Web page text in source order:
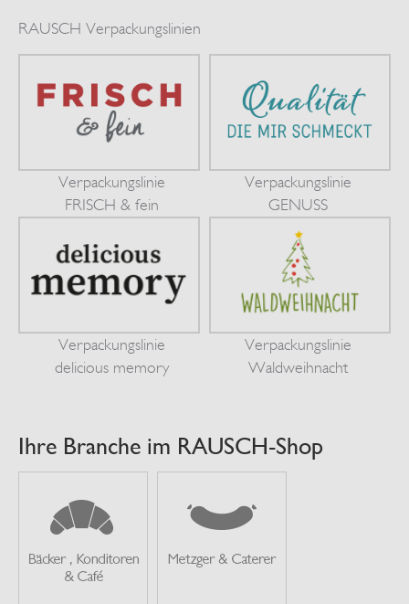
RAUSCH Verpackungslinien
Verpackungslinie
FRISCH & fein
Verpackungslinie
GENUSS
Verpackungslinie
delicious memory
Verpackungslinie
Waldweihnacht
Ihre Branche im RAUSCH-Shop